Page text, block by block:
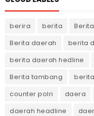
berira berita Berita
Berita daerah
berita
berita daerah hedline
Berita tambang
counter polri
daera
daerah headline